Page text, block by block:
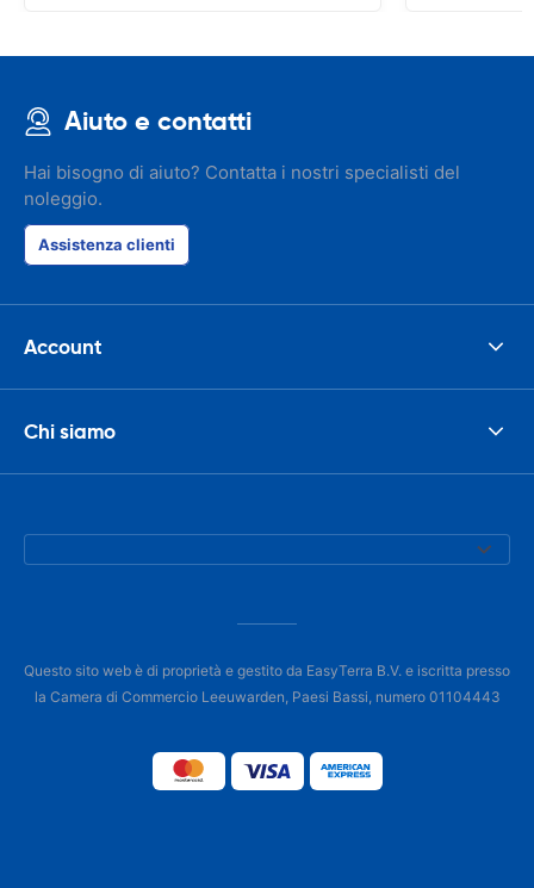
Aiuto e contatti
Hai bisogno di aiuto? Contatta i nostri specialisti del
noleggio.
Assistenza clienti
Account
Chi siamo
Questo sito web è di proprietà e gestito da EasyTerra B.V. e iscritta presso
la Camera di Commercio Leeuwarden, Paesi Bassi, numero 01104443